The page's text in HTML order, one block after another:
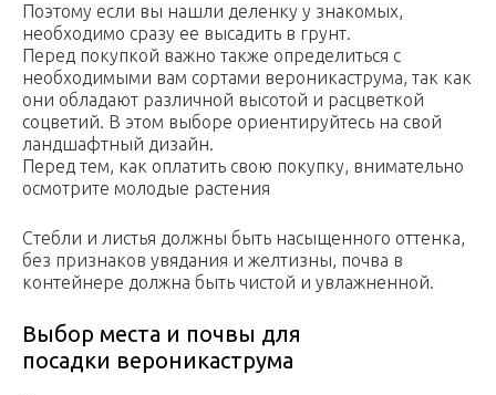
Поэтому если вы нашли деленку у знакомых,
необходимо сразу ее высадить в грунт.
Перед покупкой важно также определиться с
необходимыми вам сортами вероникаструма, так как
они обладают различной высотой и расцветкой
соцветий. В этом выборе ориентируйтесь на свой
ландшафтный дизайн.
Перед тем, как оплатить свою покупку, внимательно
осмотрите молодые растения
Стебли и листья должны быть насыщенного оттенка,
без признаков увядания и желтизны, почва в
контейнере должна быть чистой и увлажненной.
Выбор места и почвы для
посадки вероникаструма